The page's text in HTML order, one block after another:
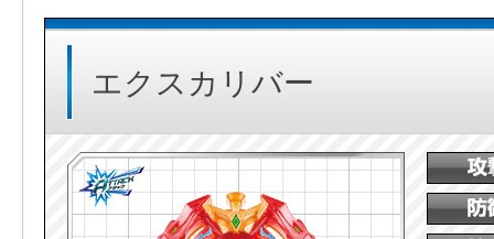
エクスカリバー